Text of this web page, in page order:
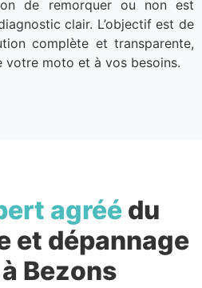
de remorquer ou non est
clair. L’objectif est de
complète et transparente,
votre moto et à vos besoins.
agréé du
et dépannage
Bezons